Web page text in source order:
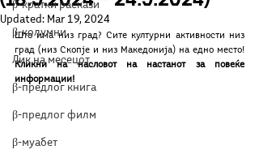
β-кратки раскази
β-колумни
Лик на месецот
β-предлог книга
β-предлог филм
β-муабет
Updated: Mar 19, 2024
Што има низ град? Сите културни активности низ
Кликни на насловот на настанот за повеќе
информации!